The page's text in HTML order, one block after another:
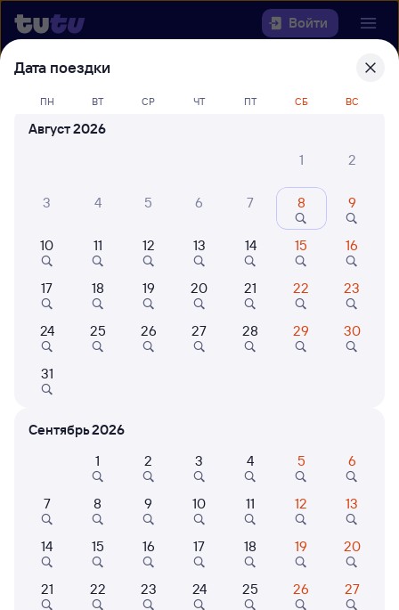
Войти
билеты Псков-Пасс. — Локня
Найти поезда
Открыта продажа билетов на 5 ноября. Отправление и прибытие
по местному времени. Цены за 1 пассажира
064А Проходящий 7,6
Псков-Пасс.
Локня
14:10 17:55
3 ч 45 м в пути
Дата поездки
ПН ВТ СР ЧТ ПТ СБ ВС
Август 2026
1
2
3 4 5 6 7 8 9
10 11 12 13 14 15 16
17 18 19 20 21 22 23
24 25 26 27 28 29 30
31
Сентябрь 2026
1
2 3 4 5 6
7 8 9 10 11 12 13
14 15 16 17 18 19 20
21 22 23 24 25 26 27